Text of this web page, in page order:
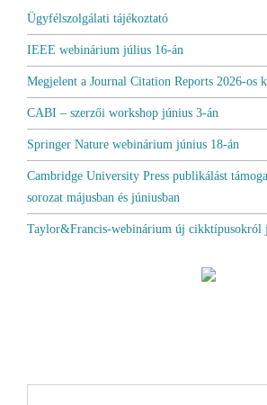
Ügyfélszolgálati tájékoztató
IEEE webinárium július 16-án
Megjelent a Journal Citation Reports 2026-os
CABI – szerzői workshop június 3-án
Springer Nature webinárium június 18-án
Cambridge University Press publikálást
sorozat májusban és júniusban
Taylor&Francis-webinárium új cikktípusokról